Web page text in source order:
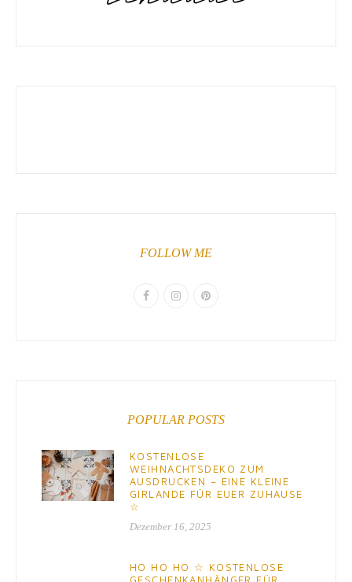
FOLLOW ME
POPULAR POSTS
KOSTENLOSE
WEIHNACHTSDEKO ZUM
AUSDRUCKEN – EINE KLEINE
GIRLANDE FÜR EUER ZUHAUSE
☆
Dezember 16, 2025
HO HO HO ☆ KOSTENLOSE